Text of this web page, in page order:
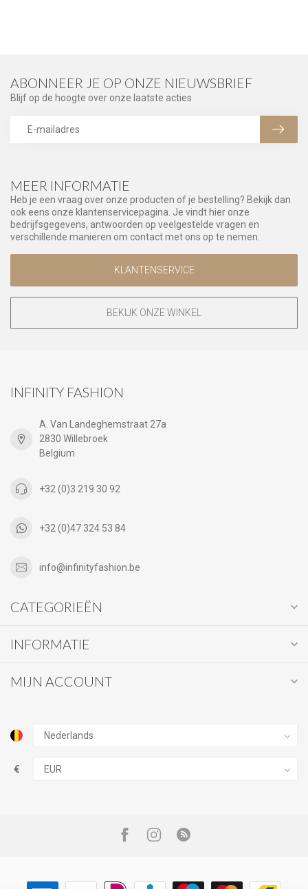
MEER INFORMATIE
Heb je een vraag over onze producten of je bestelling? Bekijk dan
ook eens onze klantenservicepagina. Je vindt hier onze
bedrijfsgegevens, antwoorden op veelgestelde vragen en
verschillende manieren om contact met ons op te nemen.
KLANTENSERVICE
BEKIJK ONZE WINKEL
ABONNEER JE OP ONZE NIEUWSBRIEF
Blijf op de hoogte over onze laatste acties
INFINITY FASHION
A. Van Landeghemstraat 27a
2830 Willebroek
Belgium
+32 (0)3 219 30 92
+32 (0)47 324 53 84
info@infinityfashion.be
CATEGORIEËN
INFORMATIE
MIJN ACCOUNT
€